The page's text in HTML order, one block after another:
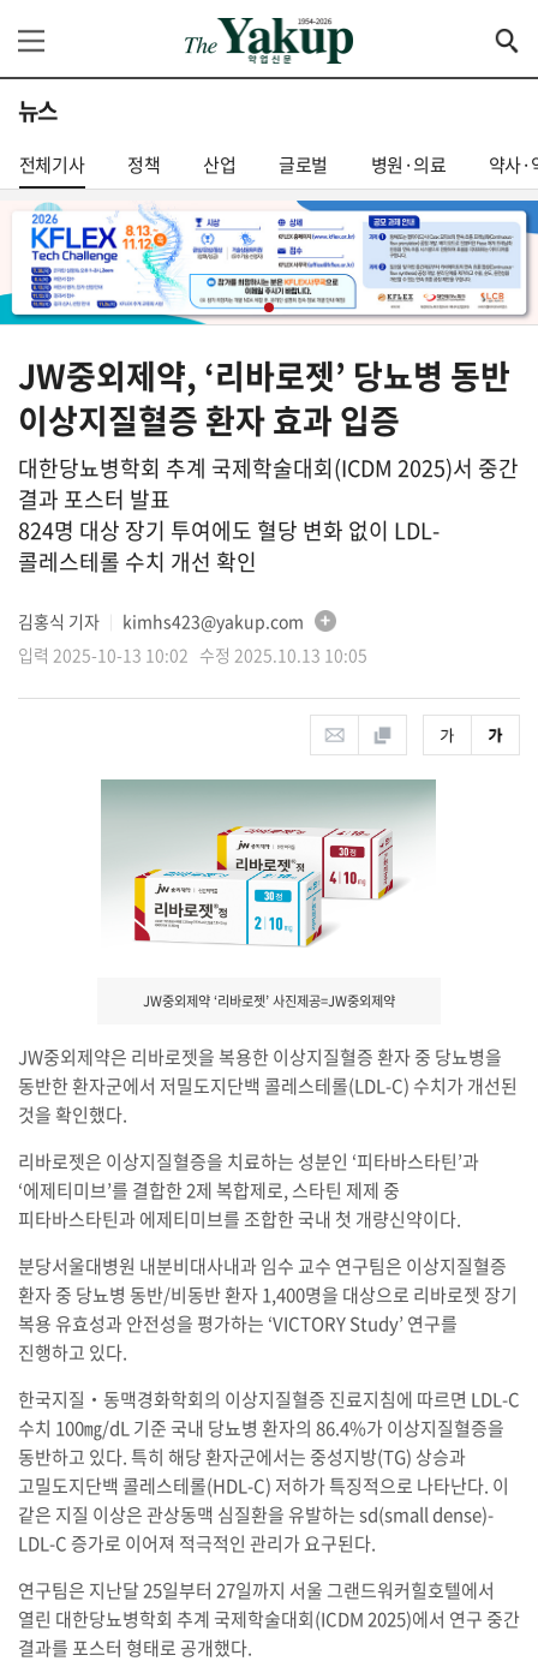
뉴스
전체기사 정책 산업 글로벌 병원·의료 약사·
JW중외제약, ‘리바로젯’ 당뇨병 동반
이상지질혈증 환자 효과 입증
대한당뇨병학회 추계 국제학술대회(ICDM 2025)서 중간
결과 포스터 발표
824명 대상 장기 투여에도 혈당 변화 없이 LDL-
콜레스테롤 수치 개선 확인
김홍식 기자
kimhs423@yakup.com
입력 2025-10-13 10:02 수정 2025.10.13 10:05
JW중외제약 ‘리바로젯’ 사진제공=JW중외제약
JW중외제약은 리바로젯을 복용한 이상지질혈증 환자 중 당뇨병을
동반한 환자군에서 저밀도지단백 콜레스테롤(LDL-C) 수치가 개선된
것을 확인했다.
리바로젯은 이상지질혈증을 치료하는 성분인 ‘피타바스타틴’과
‘에제티미브’를 결합한 2제 복합제로, 스타틴 제제 중
피타바스타틴과 에제티미브를 조합한 국내 첫 개량신약이다.
분당서울대병원 내분비대사내과 임수 교수 연구팀은 이상지질혈증
환자 중 당뇨병 동반/비동반 환자 1,400명을 대상으로 리바로젯 장기
복용 유효성과 안전성을 평가하는 ‘VICTORY Study’ 연구를
진행하고 있다.
한국지질‧동맥경화학회의 이상지질혈증 진료지침에 따르면 LDL-C
수치 100㎎/dL 기준 국내 당뇨병 환자의 86.4%가 이상지질혈증을
동반하고 있다. 특히 해당 환자군에서는 중성지방(TG) 상승과
고밀도지단백 콜레스테롤(HDL-C) 저하가 특징적으로 나타난다. 이
같은 지질 이상은 관상동맥 심질환을 유발하는 sd(small dense)-
LDL-C 증가로 이어져 적극적인 관리가 요구된다.
연구팀은 지난달 25일부터 27일까지 서울 그랜드워커힐호텔에서
열린 대한당뇨병학회 추계 국제학술대회(ICDM 2025)에서 연구 중간
결과를 포스터 형태로 공개했다.